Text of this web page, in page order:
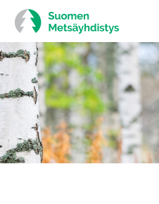
Siirry
suoraan
sisältöön